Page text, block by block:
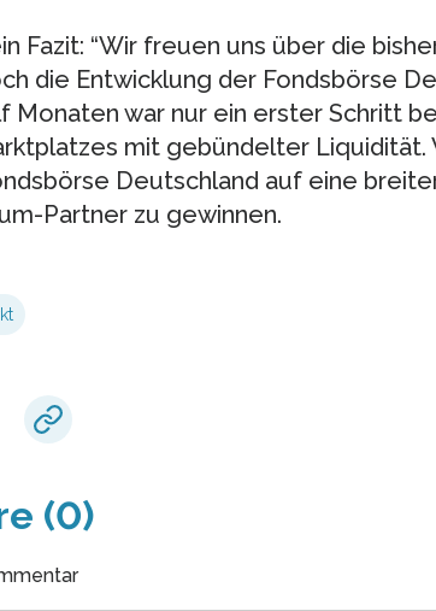
Fazit: “Wir freuen uns über die
die Entwicklung der Fondsbörse
Monaten war nur ein erster Schritt
mit gebündelter Liquidität.
Deutschland auf eine
Partner zu gewinnen.
(0)